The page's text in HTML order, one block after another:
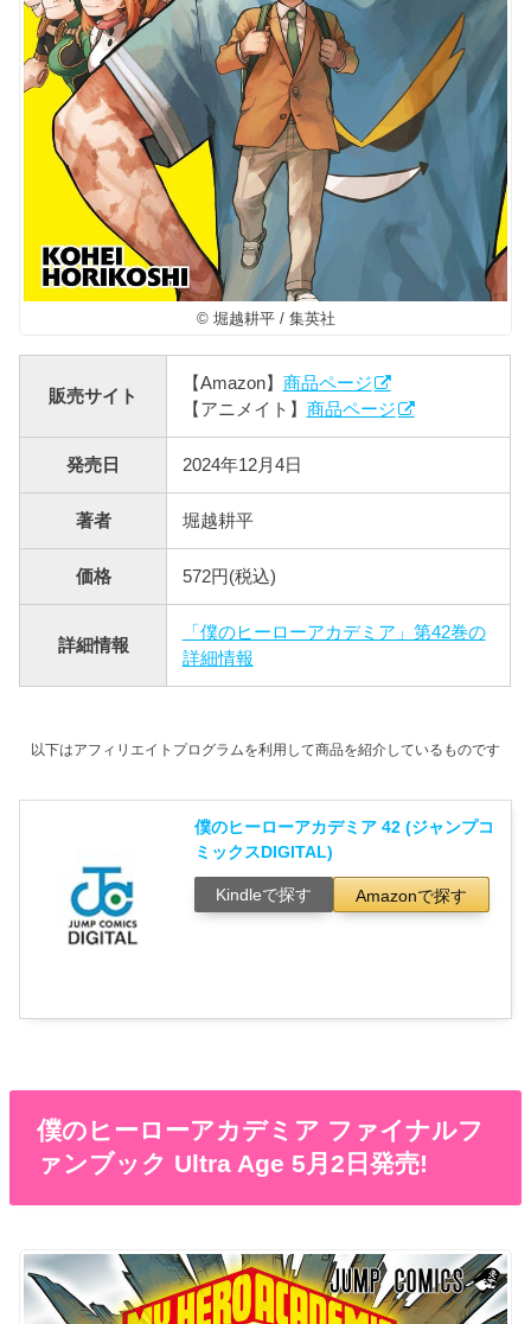
© 堀越耕平 / 集英社
販売サイト
【Amazon】 商品ページ
【アニメイト】 商品ページ
発売日 2024年12月4日
著者 堀越耕平
価格 572円(税込)
詳細情報
「僕のヒーローアカデミア」第42巻の
詳細情報
以下はアフィリエイトプログラムを利用して商品を紹介しているものです
僕のヒーローアカデミア 42 (ジャンプコ
ミックスDIGITAL)
Kindleで探す Amazonで探す
僕のヒーローアカデミア ファイナルフ
ァンブック Ultra Age 5月2日発売!